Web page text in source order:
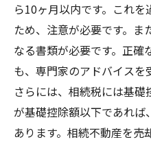
ら10ヶ月以内です。これ
ため、注意が必要です。ま
なる書類が必要です。正確
も、専門家のアドバイスを
さらには、相続税には基
が基礎控除額以下であれば
あります。相続不動産を